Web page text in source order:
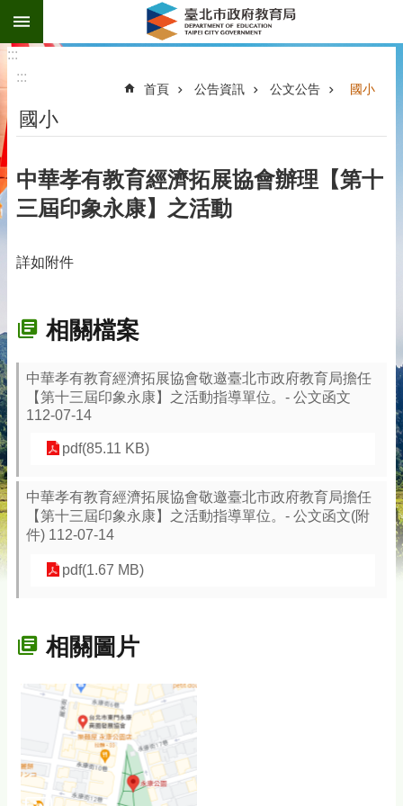
跳到主要內容區塊
:::
:::
首頁 公告資訊 公文公告 國小
國小
中華孝有教育經濟拓展協會辦理【第十
三屆印象永康】之活動
詳如附件
相關檔案
中華孝有教育經濟拓展協會敬邀臺北市政府教育局擔任
【第十三屆印象永康】之活動指導單位。- 公文函文
112-07-14
pdf(85.11 KB)
中華孝有教育經濟拓展協會敬邀臺北市政府教育局擔任
【第十三屆印象永康】之活動指導單位。- 公文函文(附
件) 112-07-14
pdf(1.67 MB)
相關圖片